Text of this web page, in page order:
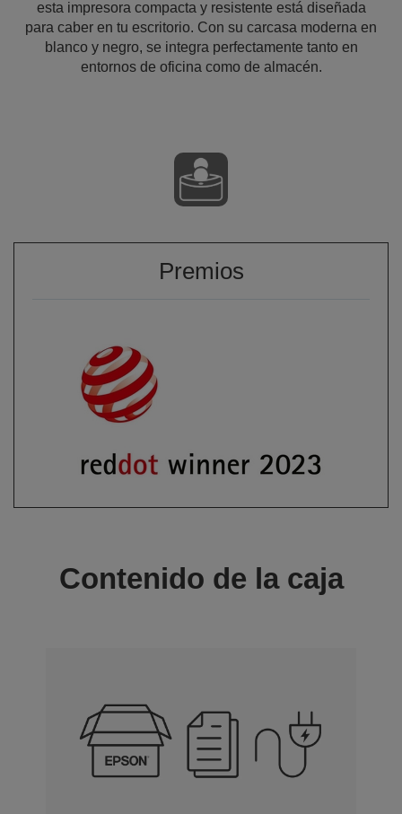
esta impresora compacta y resistente está diseñada
para caber en tu escritorio. Con su carcasa moderna en
blanco y negro, se integra perfectamente tanto en
entornos de oficina como de almacén.
Premios
Contenido de la caja